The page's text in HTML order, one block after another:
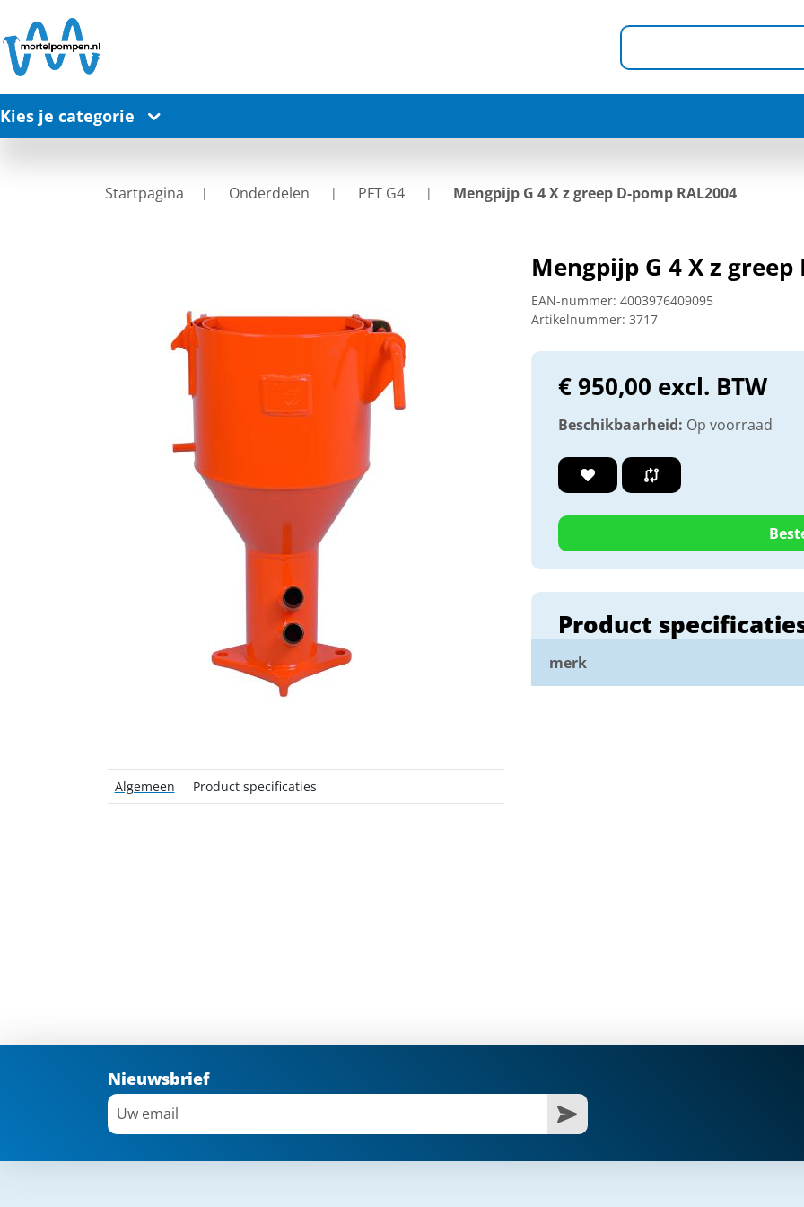
Kies je categorie
Startpagina Onderdelen PFT G4 Mengpijp G 4 X z greep D-pomp RAL2004
Algemeen Product specificaties
Mengpijp G 4 X z greep
EAN-nummer: 4003976409095
Artikelnummer: 3717
€ 950,00 excl. BTW
Beschikbaarheid: Op voorraad
Product
merk
Nieuwsbrief